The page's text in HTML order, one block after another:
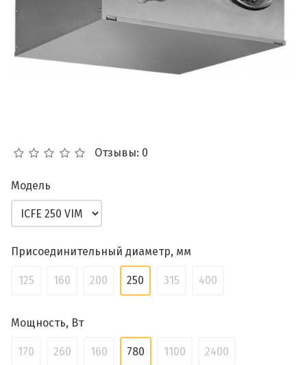
Отзывы: 0
Модель
Присоединительный диаметр, мм
125 160 200 250 315 400
Мощность, Вт
170 260 160 780 1100 2400